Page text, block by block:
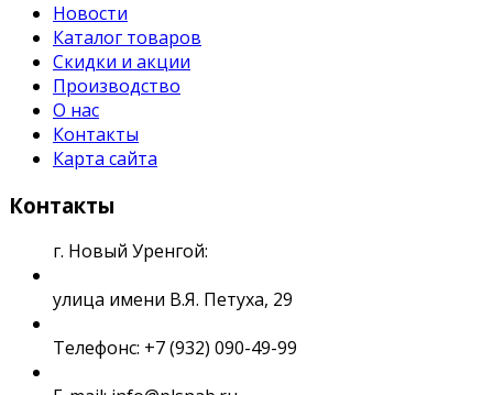
Новости
Каталог товаров
Скидки и акции
Производство
О нас
Контакты
Карта сайта
Контакты
г. Новый Уренгой:
улица имени В.Я. Петуха, 29
Телефонс: +7 (932) 090-49-99